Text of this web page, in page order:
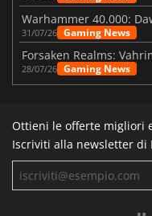
31/07/26 Gaming News
28/07/26 Gaming News
Ottieni le offerte migliori
Iscriviti alla newsletter di